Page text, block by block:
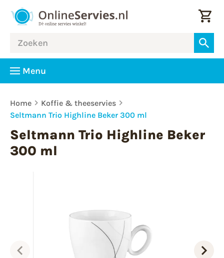
Menu
Home
Koffie & theeservies
Seltmann Trio Highline Beker 300 ml
Seltmann Trio Highline Beker
300 ml